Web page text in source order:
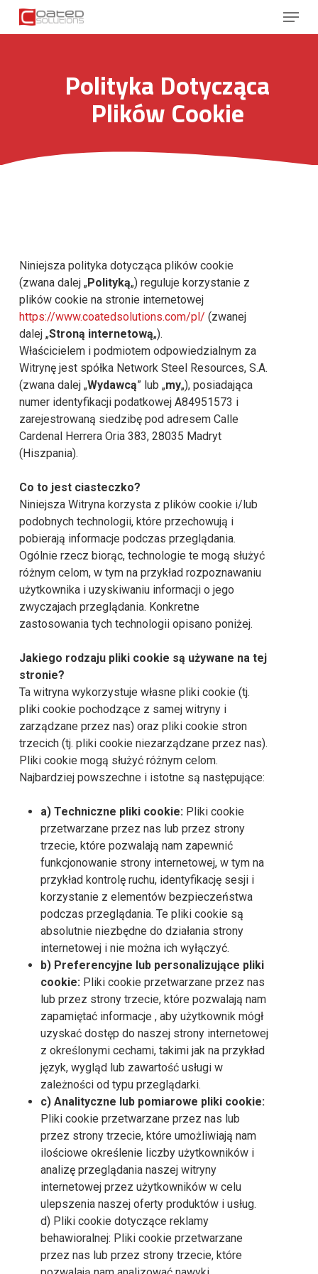
Skip
Menu
Polityka Dotycząca
Plików Cookie
Niniejsza polityka dotycząca plików cookie
(zwana dalej „Polityką„) reguluje korzystanie z
plików cookie na stronie internetowej
https://www.coatedsolutions.com/pl/ (zwanej
dalej „Stroną internetową„).
Właścicielem i podmiotem odpowiedzialnym za
Witrynę jest spółka Network Steel Resources, S.A.
(zwana dalej „Wydawcą” lub „my„), posiadająca
numer identyfikacji podatkowej A84951573 i
zarejestrowaną siedzibę pod adresem Calle
Cardenal Herrera Oria 383, 28035 Madryt
(Hiszpania).
Co to jest ciasteczko?
Niniejsza Witryna korzysta z plików cookie i/lub
podobnych technologii, które przechowują i
pobierają informacje podczas przeglądania.
Ogólnie rzecz biorąc, technologie te mogą służyć
różnym celom, w tym na przykład rozpoznawaniu
użytkownika i uzyskiwaniu informacji o jego
zwyczajach przeglądania. Konkretne
zastosowania tych technologii opisano poniżej.
Jakiego rodzaju pliki cookie są używane na tej
stronie?
Ta witryna wykorzystuje własne pliki cookie (tj.
pliki cookie pochodzące z samej witryny i
zarządzane przez nas) oraz pliki cookie stron
trzecich (tj. pliki cookie niezarządzane przez nas).
Pliki cookie mogą służyć różnym celom.
Najbardziej powszechne i istotne są następujące:
a) Techniczne pliki cookie: Pliki cookie
przetwarzane przez nas lub przez strony
trzecie, które pozwalają nam zapewnić
funkcjonowanie strony internetowej, w tym na
przykład kontrolę ruchu, identyfikację sesji i
korzystanie z elementów bezpieczeństwa
podczas przeglądania. Te pliki cookie są
absolutnie niezbędne do działania strony
internetowej i nie można ich wyłączyć.
b) Preferencyjne lub personalizujące pliki
cookie: Pliki cookie przetwarzane przez nas
lub przez strony trzecie, które pozwalają nam
zapamiętać informacje , aby użytkownik mógł
uzyskać dostęp do naszej strony internetowej
z określonymi cechami, takimi jak na przykład
język, wygląd lub zawartość usługi w
zależności od typu przeglądarki.
c) Analityczne lub pomiarowe pliki cookie:
Pliki cookie przetwarzane przez nas lub
przez strony trzecie, które umożliwiają nam
ilościowe określenie liczby użytkowników i
analizę przeglądania naszej witryny
internetowej przez użytkowników w celu
ulepszenia naszej oferty produktów i usług.
d) Pliki cookie dotyczące reklamy
behawioralnej: Pliki cookie przetwarzane
przez nas lub przez strony trzecie, które